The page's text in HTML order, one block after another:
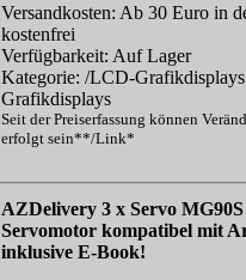
Versandkosten: Ab 30 Euro in
kostenfrei
Verfügbarkeit: Auf Lager
Kategorie: /LCD-
Grafikdisplays
Seit der Preiserfassung können
erfolgt sein**/Link*
AZDelivery 3 x Servo
Servomotor kompatibel mit
inklusive E-Book!